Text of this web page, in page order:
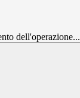
dell'operazione...